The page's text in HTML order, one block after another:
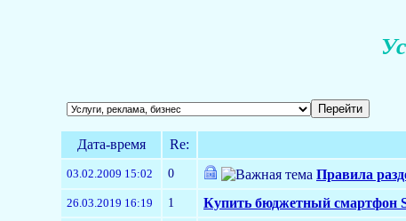
Дата-время Re:
03.02.2009 15:02 0 Правила
26.03.2019 16:19 1 Купить бюджетный смартфон